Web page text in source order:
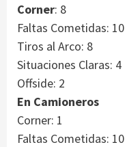
Corner: 8
Faltas Cometidas: 10
Tiros al Arco: 8
Situaciones Claras: 4
Offside: 2
En Camioneros
Corner: 1
Faltas Cometidas: 10